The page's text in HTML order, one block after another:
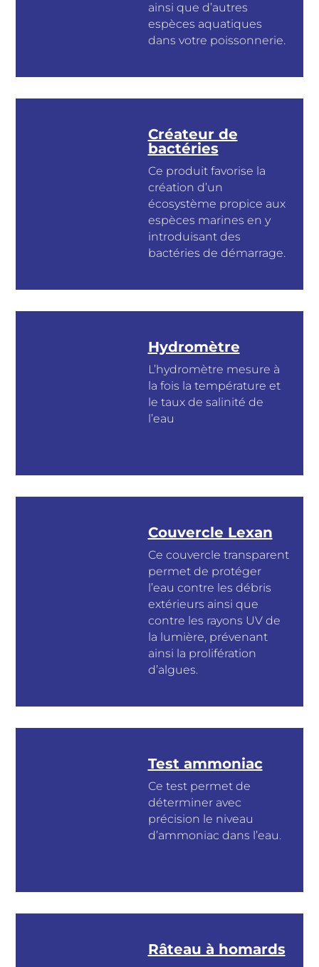
ainsi que d’autres
espèces aquatiques
dans votre poissonnerie.
Créateur de
bactéries
Ce produit favorise la
création d’un
écosystème propice aux
espèces marines en y
introduisant des
bactéries de démarrage.
Hydromètre
L’hydromètre mesure à
la fois la température et
le taux de salinité de
l’eau
Couvercle Lexan
Ce couvercle transparent
permet de protéger
l’eau contre les débris
extérieurs ainsi que
contre les rayons UV de
la lumière, prévenant
ainsi la prolifération
d’algues.
Test ammoniac
Ce test permet de
déterminer avec
précision le niveau
d’ammoniac dans l’eau.
Râteau à homards